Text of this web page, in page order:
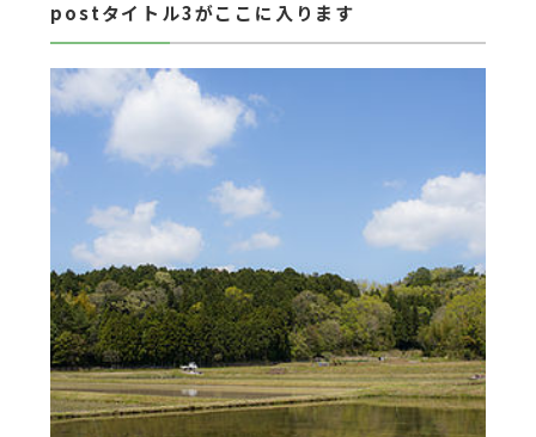
postタイトル3がここに入ります